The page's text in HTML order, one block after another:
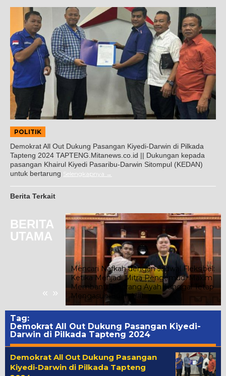
POLITIK
Demokrat All Out Dukung Pasangan Kiyedi-Darwin di Pilkada
Tapteng 2024 TAPTENG.Mitanews.co.id || Dukungan kepada
pasangan Khairul Kiyedi Pasaribu-Darwin Sitompul (KEDAN)
untuk bertarung Selengkapnya
Berita Terkait
BERITA
UTAMA
« »
Mencari Nafkah dengan Jadwal Fleksibel:
Ketika Menjadi Mitra Pengemudi Maxim
Membantu Seorang Ayah Tunggal Tetap
Mengasuh Buah Hatinya
Tag:
Demokrat All Out Dukung Pasangan Kiyedi-
Darwin di Pilkada Tapteng 2024
Demokrat All Out Dukung Pasangan
Kiyedi-Darwin di Pilkada Tapteng